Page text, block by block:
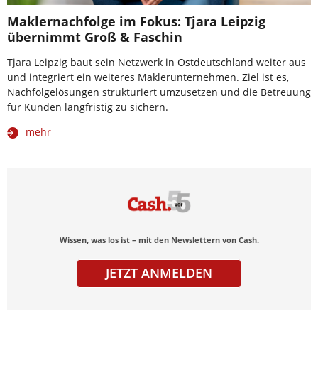
Maklernachfolge im Fokus: Tjara Leipzig
übernimmt Groß & Faschin
Tjara Leipzig baut sein Netzwerk in Ostdeutschland weiter aus
und integriert ein weiteres Maklerunternehmen. Ziel ist es,
Nachfolgelösungen strukturiert umzusetzen und die Betreuung
für Kunden langfristig zu sichern.
mehr
Wissen, was los ist – mit den Newslettern von Cash.
JETZT ANMELDEN